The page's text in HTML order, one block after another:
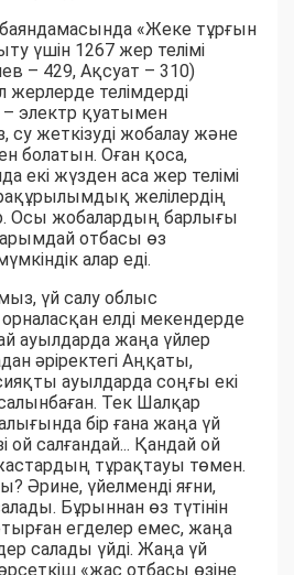
баяндамасында «Жеке тұрғын
үшін 1267 жер телімі
– 429, Ақсуат – 310)
жерлерде телімдерді
– электр қуатымен
су жеткізуді жобалау және
болатын. Оған қоса,
екі жүзден аса жер телімі
желілердің
Осы жобалардың барлығы
отбасы өз
алар еді.
үй салу облыс
елді мекендерде
ауылдарда жаңа үйлер
әріректегі Аңқаты,
ауылдарда соңғы екі
Тек Шалқар
бір ғана жаңа үй
ой салғандай... Қандай ой
тұрақтауы төмен.
Әрине, үйелменді яғни,
Бұрыннан өз түтінін
егделер емес, жаңа
салады үйді. Жаңа үй
«жас отбасы өзіне